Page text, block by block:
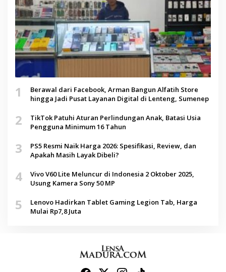
1
Berawal dari Facebook, Arman Bangun Alfatih Store
hingga Jadi Pusat Layanan Digital di Lenteng, Sumenep
2
TikTok Patuhi Aturan Perlindungan Anak, Batasi Usia
Pengguna Minimum 16 Tahun
3
PS5 Resmi Naik Harga 2026: Spesifikasi, Review, dan
Apakah Masih Layak Dibeli?
4
Vivo V60 Lite Meluncur di Indonesia 2 Oktober 2025,
Usung Kamera Sony 50 MP
5
Lenovo Hadirkan Tablet Gaming Legion Tab, Harga
Mulai Rp7,8 Juta